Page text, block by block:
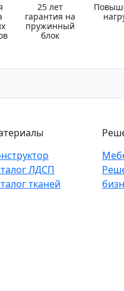
25 лет
гарантия на
пружинный
блок
ЛДСП
тканей